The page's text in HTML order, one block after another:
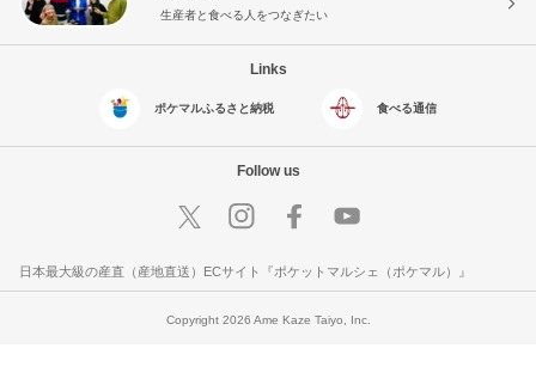
生産者と食べる人をつなぎたい
Links
ポケマルふるさと納税 食べる通信
Follow us
日本最大級の産直（産地直送）ECサイト『ポケットマルシェ（ポケマル）』
Copyright 2026 Ame Kaze Taiyo, Inc.